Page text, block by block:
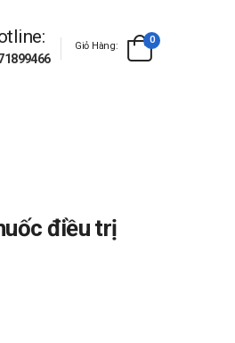
Giỏ Hàng:
0
điều trị